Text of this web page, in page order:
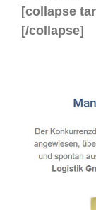
[collapse
[/collapse]